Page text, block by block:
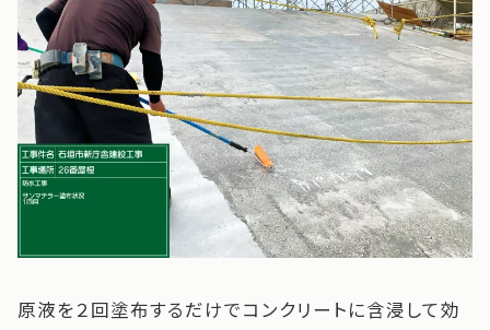
原液を２回塗布するだけでコンクリートに含浸して効